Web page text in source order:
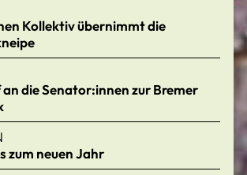
Kollektiv übernimmt die
die Senator:innen zur Bremer
zum neuen Jahr